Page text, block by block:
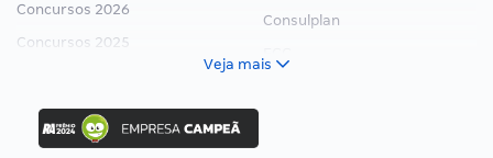
Concursos 2026
Concursos 2025
Concurso Ibama
Concurso MPU
Consulplan
Veja mais